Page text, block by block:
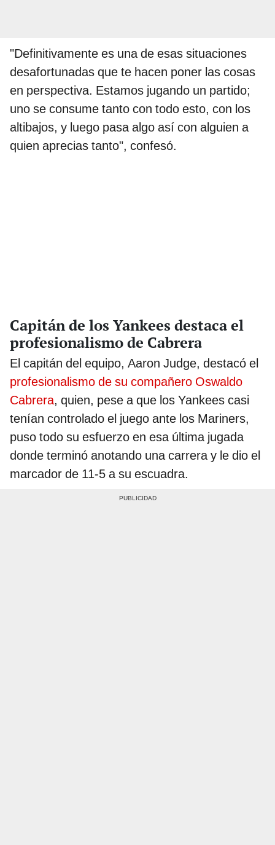
"Definitivamente es una de esas situaciones
desafortunadas que te hacen poner las cosas
en perspectiva. Estamos jugando un partido;
uno se consume tanto con todo esto, con los
altibajos, y luego pasa algo así con alguien a
quien aprecias tanto", confesó.
Capitán de los Yankees destaca el
profesionalismo de Cabrera
El capitán del equipo, Aaron Judge, destacó el
profesionalismo de su compañero Oswaldo
Cabrera, quien, pese a que los Yankees casi
tenían controlado el juego ante los Mariners,
puso todo su esfuerzo en esa última jugada
donde terminó anotando una carrera y le dio el
marcador de 11-5 a su escuadra.